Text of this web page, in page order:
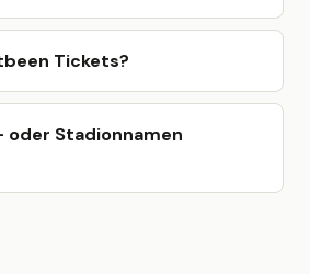
Tickets?
oder Stadionnamen